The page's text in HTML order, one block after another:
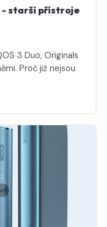
- starší přístroje
3 Duo, Originals
Proč již nejsou